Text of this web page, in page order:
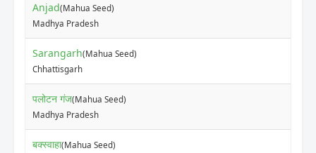
Anjad(Mahua Seed)
Madhya Pradesh
Sarangarh(Mahua Seed)
Chhattisgarh
पलोटन गंज(Mahua Seed)
Madhya Pradesh
बक्स्वाहा(Mahua Seed)